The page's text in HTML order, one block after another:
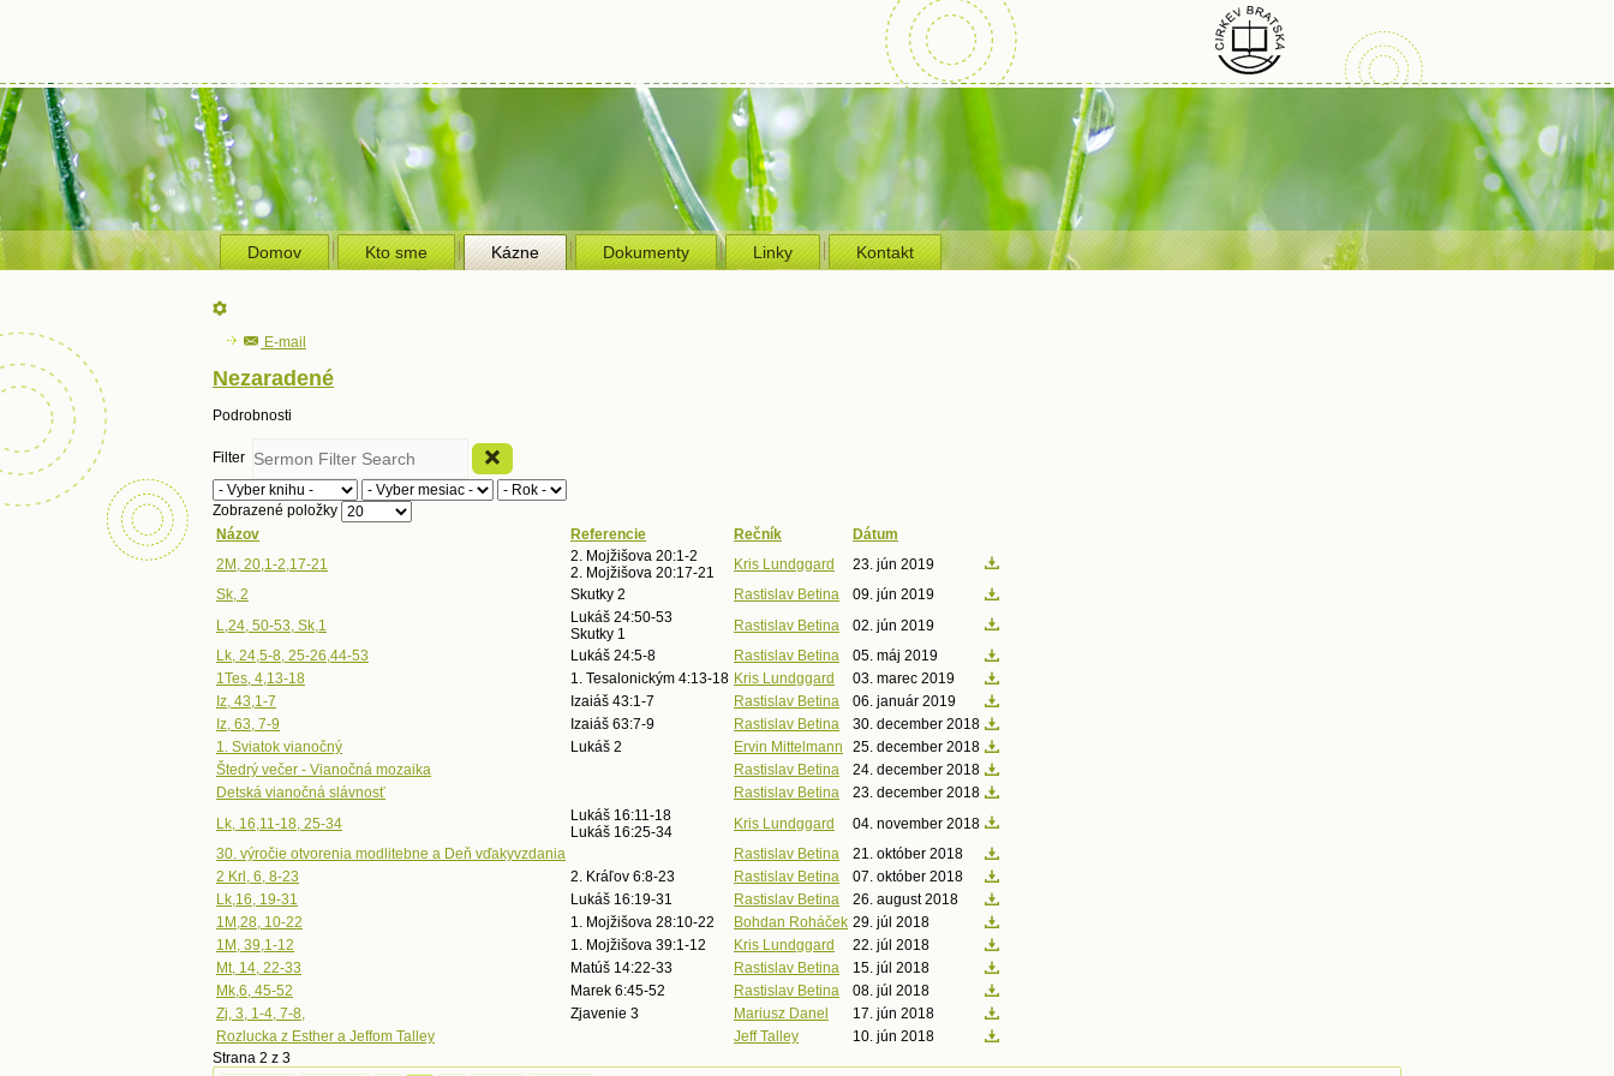
Domov Kto sme Kázne Dokumenty Linky Kontakt
E-mail
Nezaradené
Podrobnosti
Filter
Zobrazené položky
Názov
Referencie Rečník
Dátum
2M, 20,1-2,17-21
2. Mojžišova 20:1-2
2. Mojžišova 20:17-21
Kris Lundggard
23. jún 2019
Sk, 2
Skutky 2 Rastislav Betina
09. jún 2019
L,24, 50-53, Sk,1
Lukáš 24:50-53
Skutky 1
Rastislav Betina
02. jún 2019
Lk, 24,5-8, 25-26,44-53
Lukáš 24:5-8 Rastislav Betina
05. máj 2019
1Tes, 4,13-18
1. Tesalonickým 4:13-18 Kris Lundggard
03. marec 2019
Iz, 43,1-7
Izaiáš 43:1-7 Rastislav Betina
06. január 2019
Iz, 63, 7-9
Izaiáš 63:7-9 Rastislav Betina
30. december 2018
1. Sviatok vianočný
Lukáš 2 Ervin Mittelmann
25. december 2018
Štedrý večer - Vianočná mozaika
Rastislav Betina
24. december 2018
Detská vianočná slávnosť
Rastislav Betina
23. december 2018
Lk, 16,11-18, 25-34
Lukáš 16:11-18
Lukáš 16:25-34
Kris Lundggard
04. november 2018
30. výročie otvorenia modlitebne a Deň vďakyvzdania
Rastislav Betina
21. október 2018
2 Krl, 6, 8-23
2. Kráľov 6:8-23 Rastislav Betina
07. október 2018
Lk,16, 19-31
Lukáš 16:19-31 Rastislav Betina
26. august 2018
1M,28, 10-22
1. Mojžišova 28:10-22 Bohdan Roháček 29. júl 2018
1M, 39,1-12
1. Mojžišova 39:1-12 Kris Lundggard
22. júl 2018
Mt, 14, 22-33
Matúš 14:22-33 Rastislav Betina
15. júl 2018
Mk,6, 45-52
Marek 6:45-52 Rastislav Betina
08. júl 2018
Zj, 3, 1-4, 7-8,
Zjavenie 3 Mariusz Danel
17. jún 2018
Rozlucka z Esther a Jeffom Talley
Jeff Talley
10. jún 2018
Strana 2 z 3